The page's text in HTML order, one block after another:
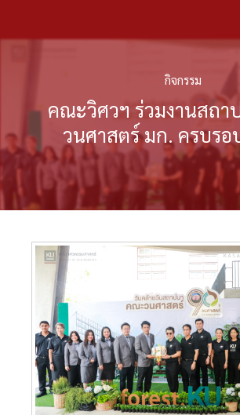
กิจกรรม
คณะวิศวฯ ร่วมงานสถ
วนศาสตร์ มก. ครบรอ